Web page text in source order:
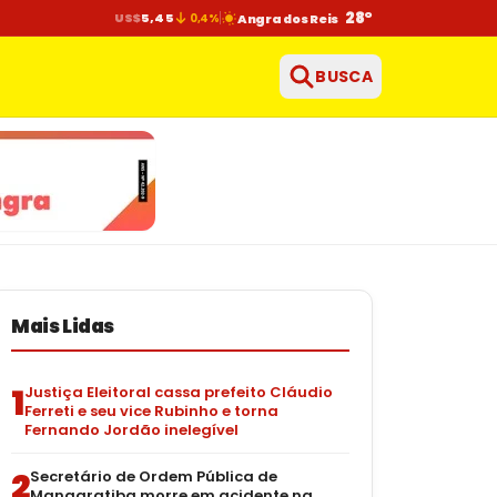
US$5,45 0,4% Angra dos Reis 28°
BUSCA
Mais Lidas
1Justiça Eleitoral cassa prefeito Cláudio
Ferreti e seu vice Rubinho e torna
Fernando Jordão inelegível
Secretário de Ordem Pública de